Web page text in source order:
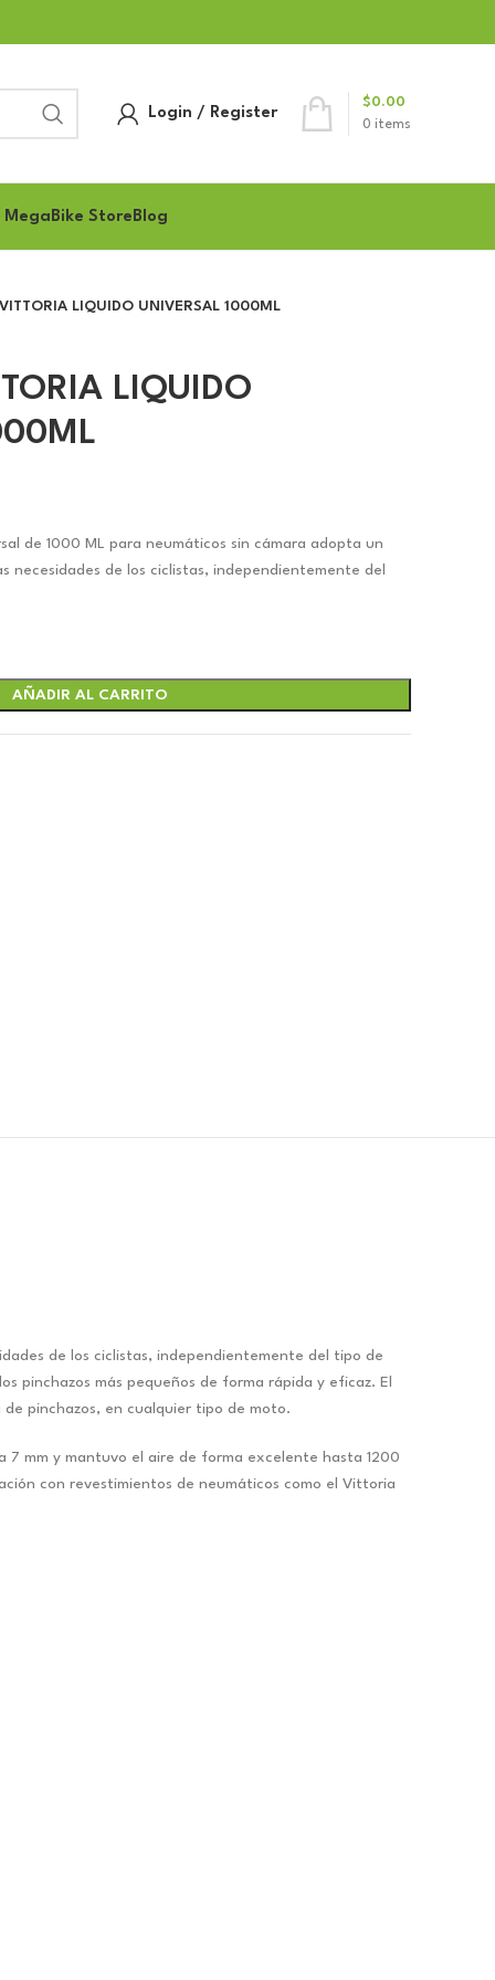
Login / Register
0 items
$0.00
MegaBike Store Blog
LIQUIDO UNIVERSAL 1000ML
LIQUIDO
de 1000 ML para neumáticos sin cámara adopta un
necesidades de los ciclistas, independientemente del
AÑADIR AL CARRITO
de los ciclistas, independientemente del tipo de
pinchazos más pequeños de forma rápida y eficaz. El
pinchazos, en cualquier tipo de moto.
7 mm y mantuvo el aire de forma excelente hasta 1200
con revestimientos de neumáticos como el Vittoria